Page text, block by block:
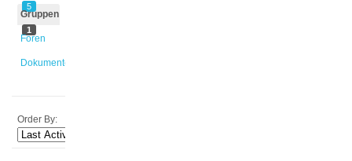
5
Gruppen
1
Foren
Dokumente
Order By: